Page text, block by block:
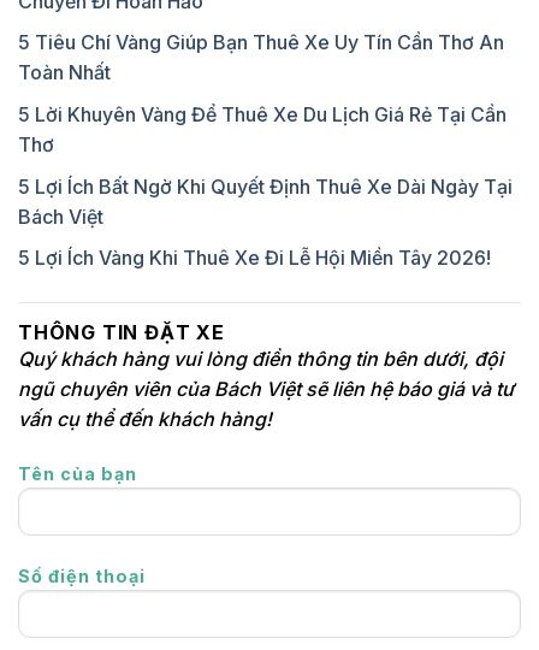
5 Tiêu Chí Vàng Giúp Bạn Thuê Xe Uy Tín Cần Thơ An
Toàn Nhất
5 Lời Khuyên Vàng Để Thuê Xe Du Lịch Giá Rẻ Tại Cần
Thơ
5 Lợi Ích Bất Ngờ Khi Quyết Định Thuê Xe Dài Ngày Tại
Bách Việt
5 Lợi Ích Vàng Khi Thuê Xe Đi Lễ Hội Miền Tây 2026!
THÔNG TIN ĐẶT XE
Quý khách hàng vui lòng điền thông tin bên dưới, đội
ngũ chuyên viên của Bách Việt sẽ liên hệ báo giá và tư
vấn cụ thể đến khách hàng!
Tên của bạn
Số điện thoại